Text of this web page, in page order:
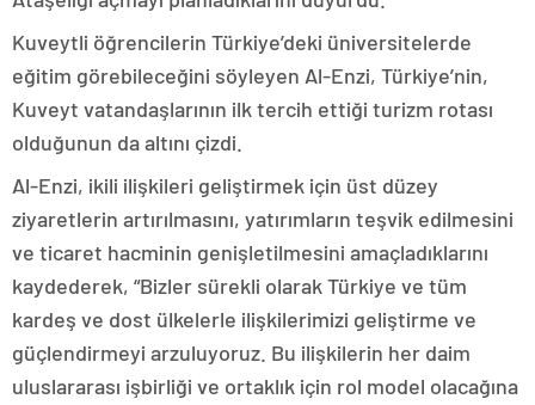
Kuveytli öğrencilerin Türkiye’deki üniversitelerde
eğitim görebileceğini söyleyen Al-Enzi, Türkiye’nin,
Kuveyt vatandaşlarının ilk tercih ettiği turizm rotası
olduğunun da altını çizdi.
Al-Enzi, ikili ilişkileri geliştirmek için üst düzey
ziyaretlerin artırılmasını, yatırımların teşvik edilmesini
ve ticaret hacminin genişletilmesini amaçladıklarını
kaydederek, “Bizler sürekli olarak Türkiye ve tüm
kardeş ve dost ülkelerle ilişkilerimizi geliştirme ve
güçlendirmeyi arzuluyoruz. Bu ilişkilerin her daim
uluslararası işbirliği ve ortaklık için rol model olacağına